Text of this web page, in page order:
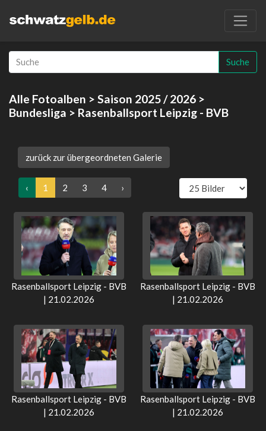
Suche
Alle Fotoalben > Saison 2025 / 2026 >
Bundesliga > Rasenballsport Leipzig - BVB
zurück zur übergeordneten Galerie
‹ 1 2 3 4 ›
Rasenballsport Leipzig - BVB
| 21.02.2026
Rasenballsport Leipzig - BVB
| 21.02.2026
Rasenballsport Leipzig - BVB
| 21.02.2026
Rasenballsport Leipzig - BVB
| 21.02.2026